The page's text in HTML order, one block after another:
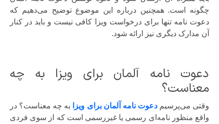
چگونه است. همچنین درباره این موضوع توضیح می‌دهیم که
دعوت نامه تنها برای درخواست ویزا کافی نیست و باید در کنار
آن مدارک دیگری نیز ارائه شود.
دعوت نامه آلمان برای ویزا به چه
معناست؟
وقتی می‌پرسیمدعوت نامه آلمان برای ویزابه چه معناست؟ در
واقع منظور نامه‌ای رسمی یا غیررسمی است که از سوی فردی